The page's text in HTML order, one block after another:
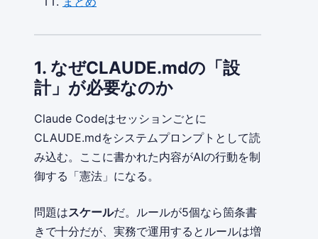
1. なぜCLAUDE.mdの「設
計」が必要なのか
Claude Codeはセッションごとに
CLAUDE.mdをシステムプロンプトとして読
み込む。ここに書かれた内容がAIの行動を制
御する「憲法」になる。
問題はスケールだ。ルールが5個なら箇条書
きで十分だが、実務で運用するとルールは増